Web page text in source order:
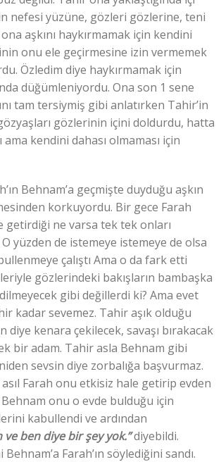
nefesi yüzüne, gözleri gözlerine, teni
aşkını haykırmamak için kendini
onu ele geçirmesine izin vermemek
Özledim diye haykırmamak için
düğümleniyordu. Ona son 1 sene
tam tersiymiş gibi anlatırken Tahir’in
gözlerinin içini doldurdu, hatta
ama kendini dahası olmaması için
Behnam’a geçmişte duyduğu aşkın
korkuyordu. Bir gece Farah
getirdiği ne varsa tek tek onları
O yüzden de istemeye istemeye de olsa
çalıştı Ama o da fark etti
gözlerindeki bakışların bambaşka
gibi değillerdi ki? Ama evet
kadar sevemez. Tahir aşık olduğu
diye kenara çekilecek, savaşı bırakacak
bir adam. Tahir asla Behnam gibi
sevsin diye zorbalığa başvurmaz.
Farah onu etkisiz hale getirip evden
Behnam onu o evde bulduğu için
kabullendi ve ardından
ve ben diye bir şey yok.”diyebildi.
Farah’ın söylediğini sandı.